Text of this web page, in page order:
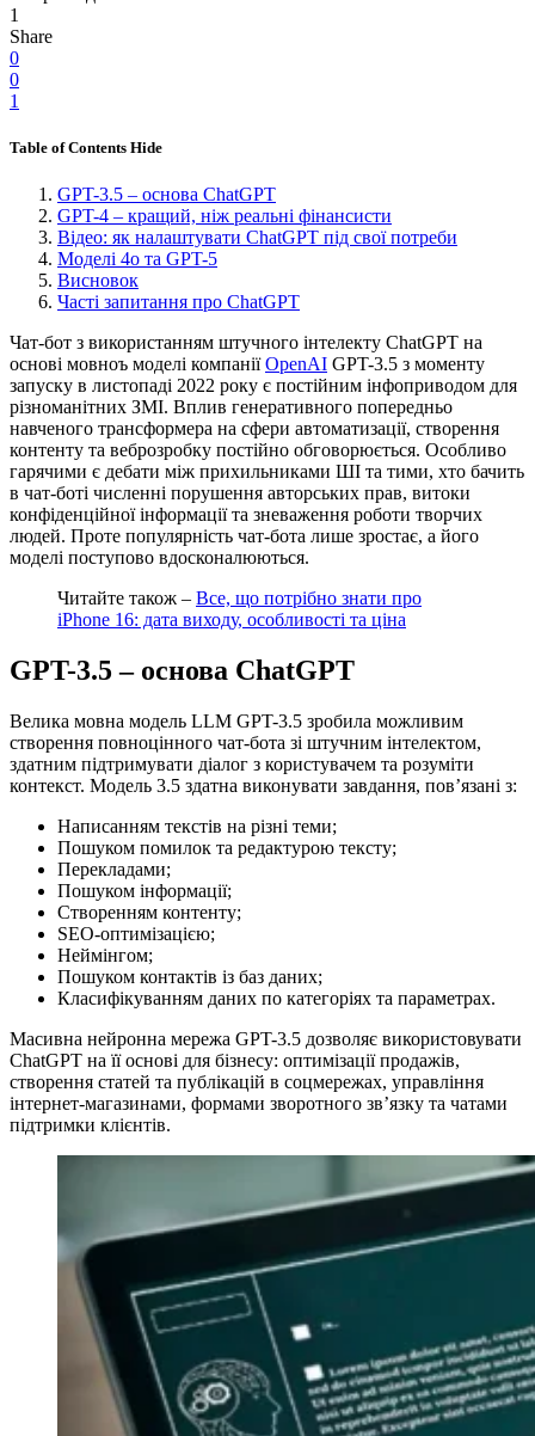
1
Share
0
0
1
Table of Contents Hide
GPT-3.5 – основа ChatGPT
GPT-4 – кращий, ніж реальні фінансисти
Відео: як налаштувати ChatGPT під свої потреби
Моделі 4о та GPT-5
Висновок
Часті запитання про ChatGPT
Чат-бот з використанням штучного інтелекту ChatGPT на
основі мовноъ моделі компаніїOpenAI GPT-3.5 з моменту
запуску в листопаді 2022 року є постійним інфоприводом для
різноманітних ЗМІ. Вплив генеративного попередньо
навченого трансформера на сфери автоматизації, створення
контенту та веброзробку постійно обговорюється. Особливо
гарячими є дебати між прихильниками ШІ та тими, хто бачить
в чат-боті численні порушення авторських прав, витоки
конфіденційної інформації та зневаження роботи творчих
людей. Проте популярність чат-бота лише зростає, а його
моделі поступово вдосконалюються.
Читайте також – Все, що потрібно знати про
iPhone 16: дата виходу, особливості та ціна
GPT-3.5 – основа ChatGPT
Велика мовна модель LLM GPT-3.5 зробила можливим
створення повноцінного чат-бота зі штучним інтелектом,
здатним підтримувати діалог з користувачем та розуміти
контекст. Модель 3.5 здатна виконувати завдання, пов’язані з:
Написанням текстів на різні теми;
Пошуком помилок та редактурою тексту;
Перекладами;
Пошуком інформації;
Створенням контенту;
SEO-оптимізацією;
Неймінгом;
Пошуком контактів із баз даних;
Класифікуванням даних по категоріях та параметрах.
Масивна нейронна мережа GPT-3.5 дозволяє використовувати
ChatGPT на її основі для бізнесу: оптимізації продажів,
створення статей та публікацій в соцмережах, управління
інтернет-магазинами, формами зворотного зв’язку та чатами
підтримки клієнтів.